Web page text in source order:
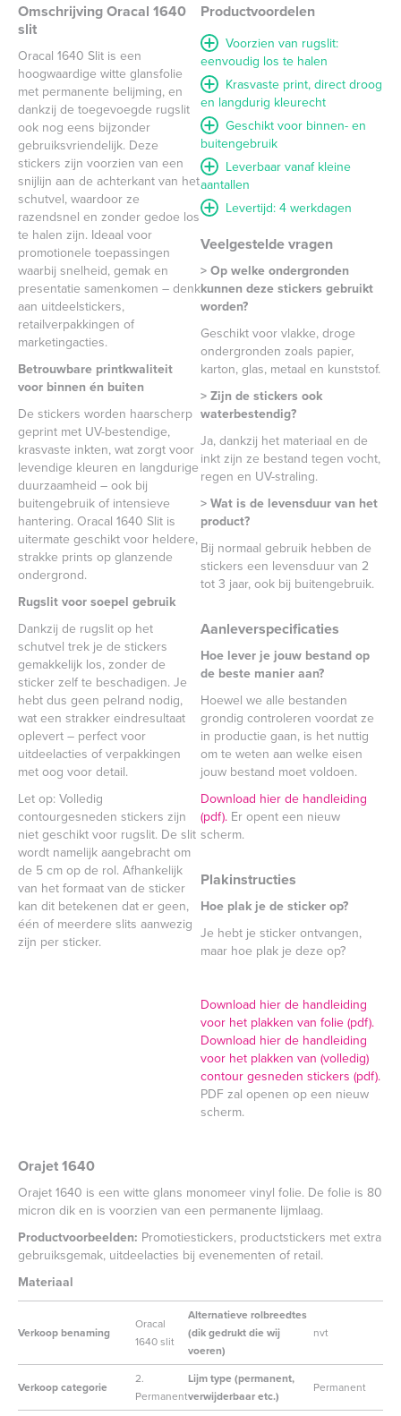
Omschrijving Oracal 1640
slit
Oracal 1640 Slit is een
hoogwaardige witte glansfolie
met permanente belijming, en
dankzij de toegevoegde rugslit
ook nog eens bijzonder
gebruiksvriendelijk. Deze
stickers zijn voorzien van een
snijlijn aan de achterkant van het
schutvel, waardoor ze
razendsnel en zonder gedoe los
te halen zijn. Ideaal voor
promotionele toepassingen
waarbij snelheid, gemak en
presentatie samenkomen – denk
aan uitdeelstickers,
retailverpakkingen of
marketingacties.
Betrouwbare printkwaliteit
voor binnen én buiten
De stickers worden haarscherp
geprint met UV-bestendige,
krasvaste inkten, wat zorgt voor
levendige kleuren en langdurige
duurzaamheid – ook bij
buitengebruik of intensieve
hantering. Oracal 1640 Slit is
uitermate geschikt voor heldere,
strakke prints op glanzende
ondergrond.
Rugslit voor soepel gebruik
Dankzij de rugslit op het
schutvel trek je de stickers
gemakkelijk los, zonder de
sticker zelf te beschadigen. Je
hebt dus geen pelrand nodig,
wat een strakker eindresultaat
oplevert – perfect voor
uitdeelacties of verpakkingen
met oog voor detail.
Let op: Volledig
contourgesneden stickers zijn
niet geschikt voor rugslit. De slit
wordt namelijk aangebracht om
de 5 cm op de rol. Afhankelijk
van het formaat van de sticker
kan dit betekenen dat er geen,
één of meerdere slits aanwezig
zijn per sticker.
Productvoordelen
Voorzien van rugslit:
eenvoudig los te halen
Krasvaste print, direct droog
en langdurig kleurecht
Geschikt voor binnen- en
buitengebruik
Leverbaar vanaf kleine
aantallen
Levertijd: 4 werkdagen
Veelgestelde vragen
> Op welke ondergronden
kunnen deze stickers gebruikt
worden?
Geschikt voor vlakke, droge
ondergronden zoals papier,
karton, glas, metaal en kunststof.
> Zijn de stickers ook
waterbestendig?
Ja, dankzij het materiaal en de
inkt zijn ze bestand tegen vocht,
regen en UV-straling.
> Wat is de levensduur van het
product?
Bij normaal gebruik hebben de
stickers een levensduur van 2
tot 3 jaar, ook bij buitengebruik.
Aanleverspecificaties
Hoe lever je jouw bestand op
de beste manier aan?
Hoewel we alle bestanden
grondig controleren voordat ze
in productie gaan, is het nuttig
om te weten aan welke eisen
jouw bestand moet voldoen.
Download hier de handleiding
(pdf). Er opent een nieuw
scherm.
Plakinstructies
Hoe plak je de sticker op?
Je hebt je sticker ontvangen,
maar hoe plak je deze op?
Download hier de handleiding
voor het plakken van folie (pdf).
Download hier de handleiding
voor het plakken van (volledig)
contour gesneden stickers (pdf).
PDF zal openen op een nieuw
scherm.
Orajet 1640
Orajet 1640 is een witte glans monomeer vinyl folie. De folie is 80
micron dik en is voorzien van een permanente lijmlaag.
Productvoorbeelden: Promotiestickers, productstickers met extra
gebruiksgemak, uitdeelacties bij evenementen of retail.
Materiaal
Verkoop benaming
Oracal
1640 slit
Alternatieve rolbreedtes
(dik gedrukt die wij
voeren)
nvt
Verkoop categorie
2.
Permanent
Lijm type (permanent,
verwijderbaar etc.)
Permanent